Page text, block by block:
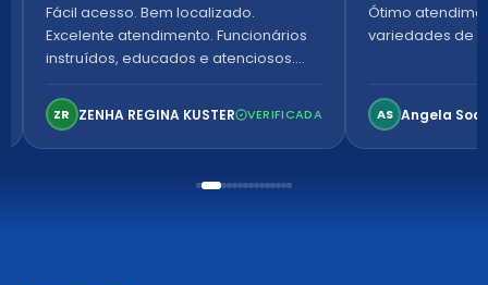
Fácil acesso. Bem localizado.
Excelente atendimento. Funcionários
instruídos, educados e atenciosos.
confortável. Perfeito!
ZR ZENHA REGINA KUSTER VERIFICADA
Ótimo
variedades de
AS Angela